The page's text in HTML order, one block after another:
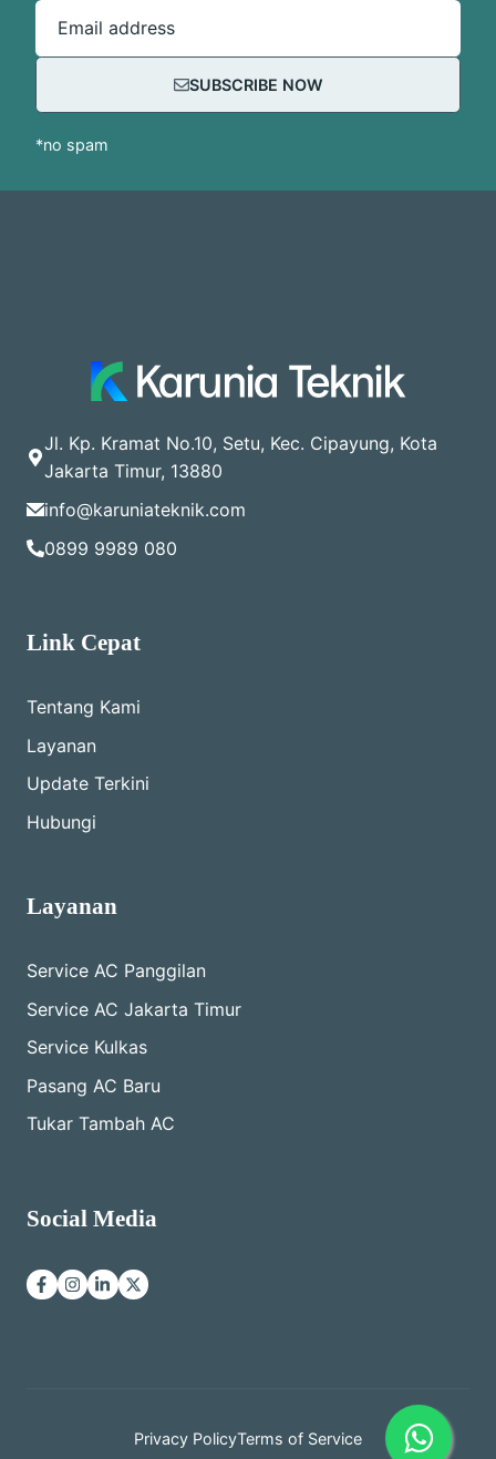
Email address
SUBSCRIBE NOW
*no spam
Jl. Kp. Kramat No.10, Setu, Kec. Cipayung, Kota
Jakarta Timur, 13880
info@karuniateknik.com
0899 9989 080
Link Cepat
Tentang Kami
Layanan
Update Terkini
Hubungi
Layanan
Service AC Panggilan
Service AC Jakarta Timur
Service Kulkas
Pasang AC Baru
Tukar Tambah AC
Social Media
Privacy PolicyTerms of Service